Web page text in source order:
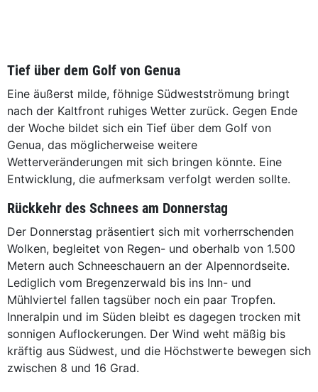
Tief über dem Golf von Genua
Eine äußerst milde, föhnige Südwestströmung bringt
nach der Kaltfront ruhiges Wetter zurück. Gegen Ende
der Woche bildet sich ein Tief über dem Golf von
Genua, das möglicherweise weitere
Wetterveränderungen mit sich bringen könnte. Eine
Entwicklung, die aufmerksam verfolgt werden sollte.
Rückkehr des Schnees am Donnerstag
Der Donnerstag präsentiert sich mit vorherrschenden
Wolken, begleitet von Regen- und oberhalb von 1.500
Metern auch Schneeschauern an der Alpennordseite.
Lediglich vom Bregenzerwald bis ins Inn- und
Mühlviertel fallen tagsüber noch ein paar Tropfen.
Inneralpin und im Süden bleibt es dagegen trocken mit
sonnigen Auflockerungen. Der Wind weht mäßig bis
kräftig aus Südwest, und die Höchstwerte bewegen sich
zwischen 8 und 16 Grad.